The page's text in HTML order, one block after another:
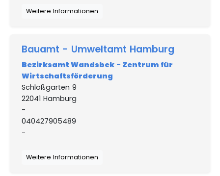
Weitere Informationen
Bauamt - Umweltamt Hamburg
Bezirksamt Wandsbek - Zentrum für
Wirtschaftsförderung
Schloßgarten 9
22041 Hamburg
-
040427905489
-
Weitere Informationen